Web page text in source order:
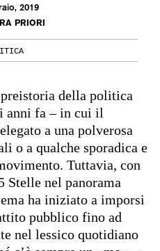
2019
PRIORI
della politica
anni fa – in cui il
a una polverosa
o a qualche sporadica e
Tuttavia, con
Stelle nel panorama
ha iniziato a imporsi
pubblico fino ad
nel lessico quotidiano